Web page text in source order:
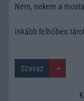
Nem, nekem a
Inkább felhőben